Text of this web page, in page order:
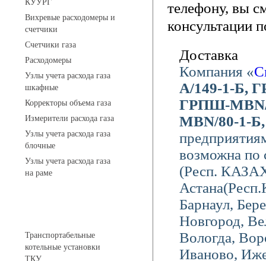
КУУРГ
Вихревые расходомеры и
счетчики
Счетчики газа
Расходомеры
Узлы учета расхода газа
шкафные
Корректоры объема газа
Измерители расхода газа
Узлы учета расхода газа
блочные
Узлы учета расхода газа
на раме
Транспортабельные
котельные установки
ТКУ
телефону, вы
консультации
Доставка
Компания «
А/149-1-Б,
ГРПШ-МВN/
МВN/80-1-
возможна по
(Респ.
Барнаул,
Новгород,
Вологда,
Иваново,